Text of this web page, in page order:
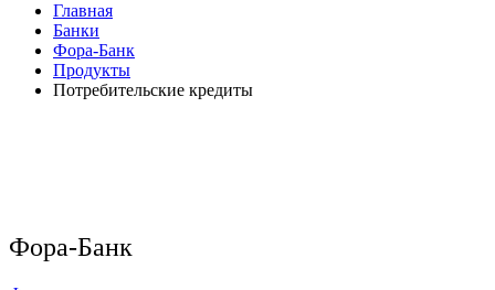
Главная
Банки
Фора-Банк
Продукты
Потребительские кредиты
Фора-Банк